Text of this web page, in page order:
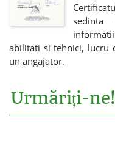
abilitati si tehnici, lucru
un angajator.
Urmăriți-ne!